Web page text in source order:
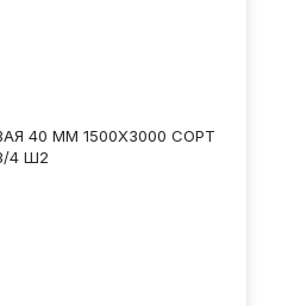
40 ММ 1500Х3000 СОРТ
4 Ш2